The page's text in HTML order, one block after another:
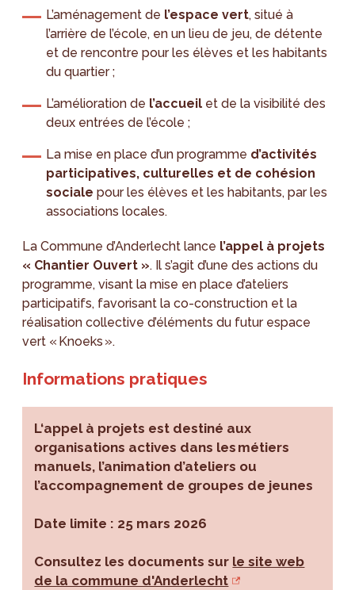
L’aménagement de l’espace vert, situé à
l’arrière de l’école, en un lieu de jeu, de détente
et de rencontre pour les élèves et les habitants
du quartier ;
L’amélioration de l’accueil et de la visibilité des
deux entrées de l’école ;
La mise en place d’un programme d’activités
participatives, culturelles et de cohésion
sociale pour les élèves et les habitants, par les
associations locales.
La Commune d’Anderlecht lance l’appel à projets
« Chantier Ouvert ». Il s’agit d’une des actions du
programme, visant la mise en place d’ateliers
participatifs, favorisant la co-construction et la
réalisation collective d’éléments du futur espace
vert « Knoeks ».
Informations pratiques
L‘appel à projets est destiné aux
organisations actives dans les métiers
manuels, l’animation d’ateliers ou
l’accompagnement de groupes de jeunes
Date limite : 25 mars 2026
Consultez les documents sur le site web
de la commune d'Anderlecht